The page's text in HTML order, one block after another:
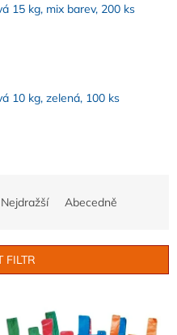
15 kg, mix barev, 200 ks
10 kg, zelená, 100 ks
Nejdražší Abecedně
FILTR